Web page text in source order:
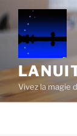
Aller
au
contenu
principal
Vivez la magie